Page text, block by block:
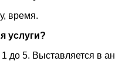
время.
услуги?
до 5. Выставляется в